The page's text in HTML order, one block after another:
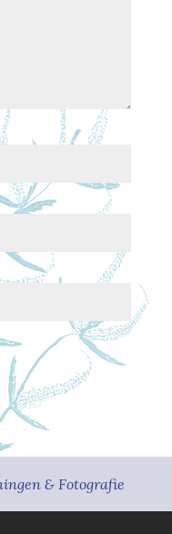
& Fotografie